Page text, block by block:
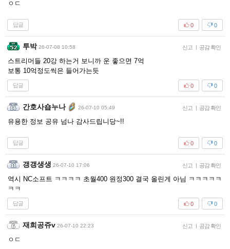
ㅇㄷ
답글 0
0
투박 26-07-08 10:58 신고 | 공감 확인
스트리머들 20강 하는거 보니까 운 좋으면 7억
보통 10억정도씩은 들어가는듯
답글 0
0
간호사숍누나 26-07-10 05:49 신고 | 공감 확인
유용한 정보 공유 넘나 감사드립니당~!!
답글 0
0
갱갱생생 26-07-10 17:06 신고 | 공감 확인
역시 NC소프트 ㅋㅋㅋㅋ 초월400 원정300 결국 올린게 아님 ㅋㅋㅋㅋㅋ
ㅋㅋ
답글 0
0
재희공쥬v 26-07-10 22:23 신고 | 공감 확인
ㅇㄷ